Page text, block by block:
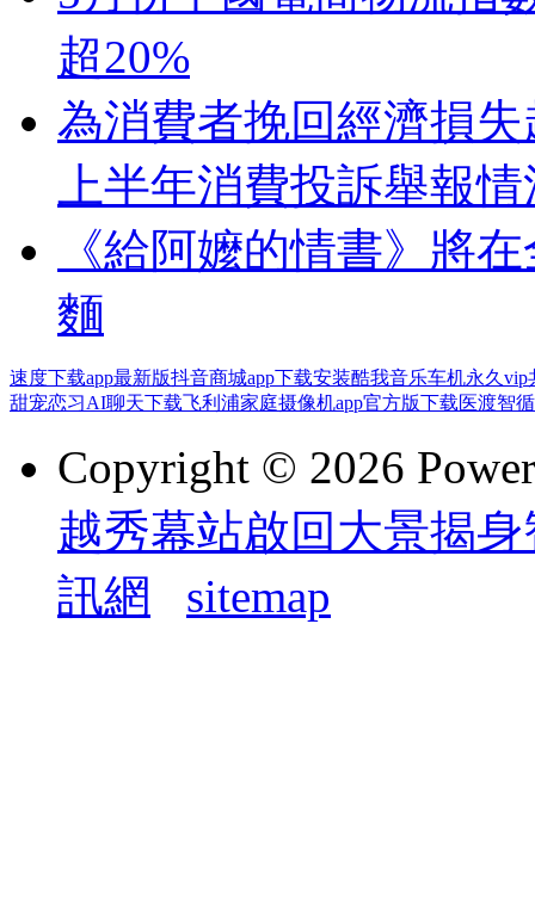
超20%
為消費者挽回經濟損
上半年消費投訴舉報
《給阿嬤的情書》將
麵
速度下载app最新版抖音商城app下载安装酷我音乐车机永久vip
甜宠恋习AI聊天下载飞利浦家庭摄像机app官方版下载医渡智
Copyright © 2026
越秀幕站啟回大景揭
訊網
sitemap